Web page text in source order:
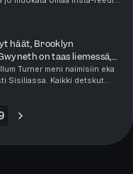
syvät traumat! Minicast
häät, Brooklyn
on taas liemessä,
Turner meni naimisiin eka
Sisiliassa. Kaikki detskut
asut, menut ja vieraslista.
lammas, e...